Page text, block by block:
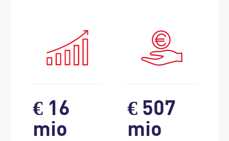
€ 16
mio
€ 507
mio